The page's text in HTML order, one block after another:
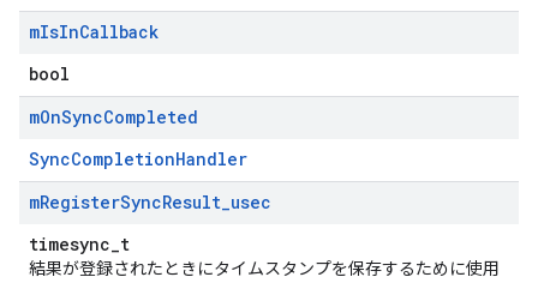
mIsInCallback
bool
mOnSyncCompleted
SyncCompletionHandler
mRegisterSyncResult_usec
timesync_t
結果が登録されたときにタイムスタンプを保存するために使用